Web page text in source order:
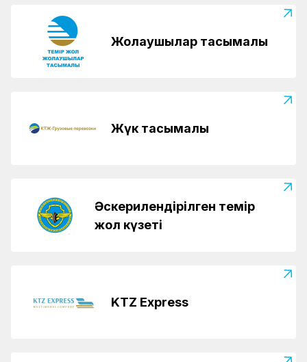
Жолаушылар тасымалы
Жүк тасымалы
Әскерилендірілген темір
жол күзеті
KTZ Express